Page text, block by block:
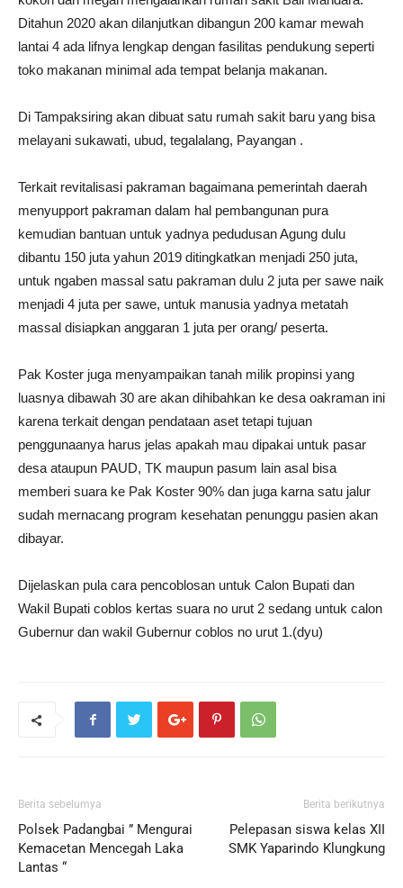
Ditahun 2020 akan dilanjutkan dibangun 200 kamar mewah
lantai 4 ada lifnya lengkap dengan fasilitas pendukung seperti
toko makanan minimal ada tempat belanja makanan.
Di Tampaksiring akan dibuat satu rumah sakit baru yang bisa
melayani sukawati, ubud, tegalalang, Payangan .
Terkait revitalisasi pakraman bagaimana pemerintah daerah
menyupport pakraman dalam hal pembangunan pura
kemudian bantuan untuk yadnya pedudusan Agung dulu
dibantu 150 juta yahun 2019 ditingkatkan menjadi 250 juta,
untuk ngaben massal satu pakraman dulu 2 juta per sawe naik
menjadi 4 juta per sawe, untuk manusia yadnya metatah
massal disiapkan anggaran 1 juta per orang/ peserta.
Pak Koster juga menyampaikan tanah milik propinsi yang
luasnya dibawah 30 are akan dihibahkan ke desa oakraman ini
karena terkait dengan pendataan aset tetapi tujuan
penggunaanya harus jelas apakah mau dipakai untuk pasar
desa ataupun PAUD, TK maupun pasum lain asal bisa
memberi suara ke Pak Koster 90% dan juga karna satu jalur
sudah mernacang program kesehatan penunggu pasien akan
dibayar.
Dijelaskan pula cara pencoblosan untuk Calon Bupati dan
Wakil Bupati coblos kertas suara no urut 2 sedang untuk calon
Gubernur dan wakil Gubernur coblos no urut 1.(dyu)
Berita sebelumya
Polsek Padangbai ” Mengurai
Kemacetan Mencegah Laka
Lantas “
Berita berikutnya
Pelepasan siswa kelas XII
SMK Yaparindo Klungkung